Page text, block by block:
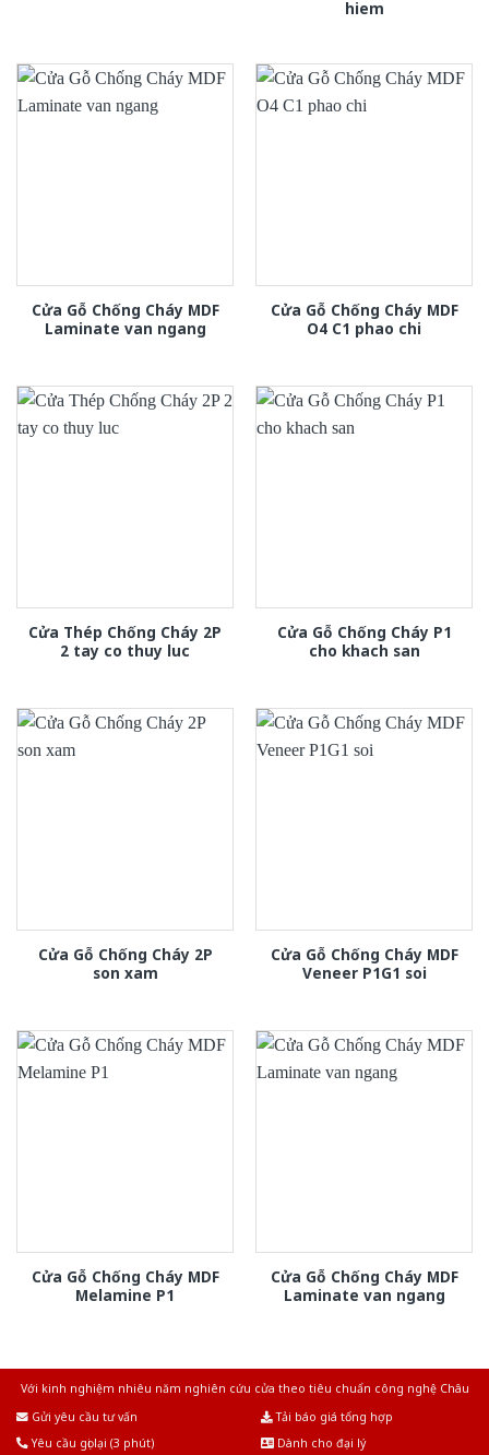
hiem
Cửa Gỗ Chống Cháy MDF
Laminate van ngang
Cửa Gỗ Chống Cháy MDF
O4 C1 phao chi
Cửa Thép Chống Cháy 2P
2 tay co thuy luc
Cửa Gỗ Chống Cháy P1
cho khach san
Cửa Gỗ Chống Cháy 2P
son xam
Cửa Gỗ Chống Cháy MDF
Veneer P1G1 soi
Cửa Gỗ Chống Cháy MDF
Melamine P1
Cửa Gỗ Chống Cháy MDF
Laminate van ngang
Với kinh nghiệm nhiêu năm nghiên cứu cửa theo tiêu chuẩn công nghệ Châu
Gửi yêu cầu tư vấn
Tải báo giá tổng hợp
Yêu cầu gọi lại (3 phút)
Dành cho đại lý